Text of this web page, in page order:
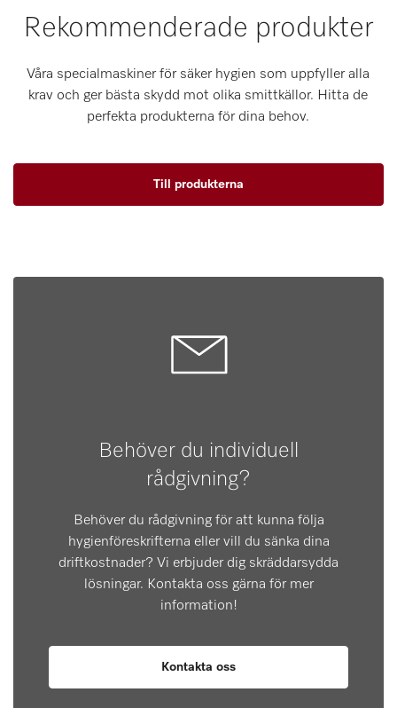
Rekommenderade produkter
Våra specialmaskiner för säker hygien som uppfyller alla
krav och ger bästa skydd mot olika smittkällor. Hitta de
perfekta produkterna för dina behov.
Till produkterna
Behöver du individuell
rådgivning?
Behöver du rådgivning för att kunna följa
hygienföreskrifterna eller vill du sänka dina
driftkostnader? Vi erbjuder dig skräddarsydda
lösningar. Kontakta oss gärna för mer
information!
Kontakta oss